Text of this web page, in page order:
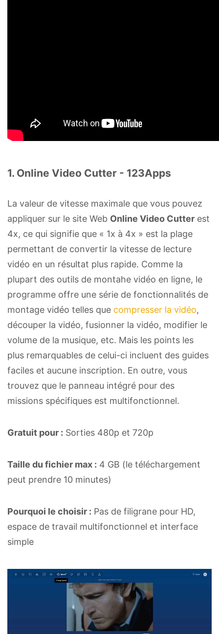
1. Online Video Cutter - 123Apps
La valeur de vitesse maximale que vous pouvez
appliquer sur le site Web Online Video Cutter est
4x, ce qui signifie que « 1x à 4x » est la plage
permettant de convertir la vitesse de lecture
vidéo en un résultat plus rapide. Comme la
plupart des outils de montahe vidéo en ligne, le
programme offre une série de fonctionnalités de
montage vidéo telles que compresser la vidéo,
découper la vidéo, fusionner la vidéo, modifier le
volume de la musique, etc. Mais les points les
plus remarquables de celui-ci incluent des guides
faciles et aucune inscription. En outre, vous
trouvez que le panneau intégré pour des
missions spécifiques est multifonctionnel.
Gratuit pour : Sorties 480p et 720p
Taille du fichier max : 4 GB (le téléchargement
peut prendre 10 minutes)
Pourquoi le choisir : Pas de filigrane pour HD,
espace de travail multifonctionnel et interface
simple